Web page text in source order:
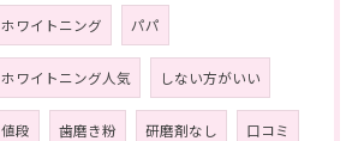
ホワイトニング パパ
ホワイトニング人気 しない方がいい
値段 歯磨き粉 研磨剤なし 口コミ